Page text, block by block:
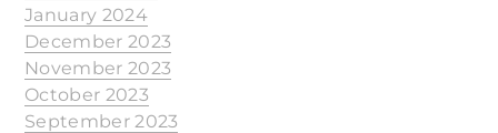
January 2024
December 2023
November 2023
October 2023
September 2023